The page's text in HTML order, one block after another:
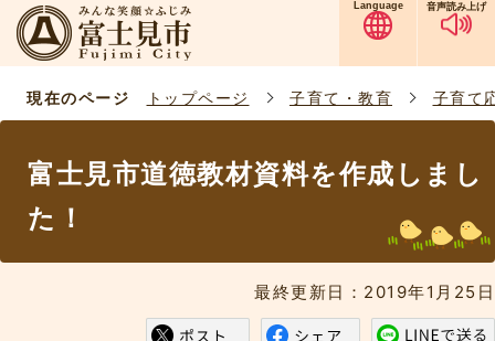
音声読み上げ
Language
現在のページ トップページ 子育て・教育 子育て
富士見市道徳教材資料を作成しまし
た！
最終更新日：2019年1月25日